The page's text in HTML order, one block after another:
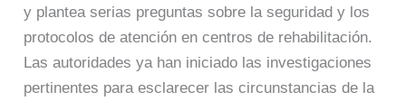
y plantea serias preguntas sobre la seguridad y los
protocolos de atención en centros de rehabilitación.
Las autoridades ya han iniciado las investigaciones
pertinentes para esclarecer las circunstancias de la